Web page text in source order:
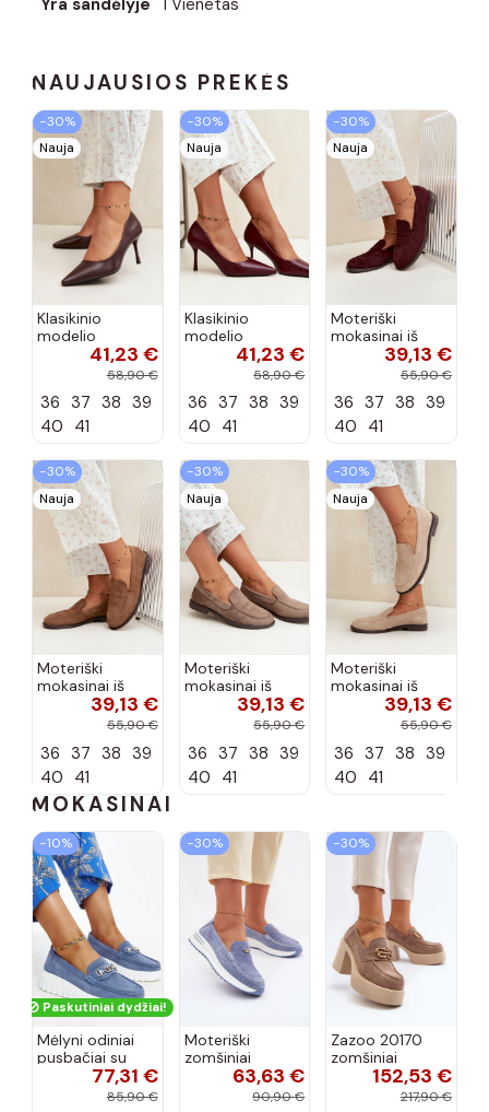
Yra sandėlyje 1 Vienetas
NAUJAUSIOS PREKĖS
−30%
Nauja
Klasikinio
modelio
aukštakulniai
šokolado
spalvos Nesha
41,23 €
58,90 €
36 37 38 39
40 41
−30%
Nauja
Klasikinio
modelio
aukštakulniai
bordo spalvos
Nesha
41,23 €
58,90 €
36 37 38 39
40 41
−30%
Nauja
Moteriški
mokasinai iš
dirbtinės
zomšos, bordo
39,13 €
55,90 €
36 37 38 39
40 41
−30%
Nauja
Moteriški
mokasinai iš
dirbtinės
zomšos, rudos
39,13 €
55,90 €
36 37 38 39
40 41
−30%
Nauja
Moteriški
mokasinai iš
dirbtinės
zomšos, molio
39,13 €
55,90 €
36 37 38 39
40 41
−30%
Nauja
Moteriški
mokasinai iš
dirbtinės
zomšos, smėlio
39,13 €
55,90 €
36 37 38 39
40 41
MOKASINAI
−10%
Paskutiniai dydžiai!
Mėlyni odiniai
pusbačiai su
dekoratyvine
sagtimi Taija
77,31 €
85,90 €
−30%
Moteriški
zomšiniai
mokasinai
Demela mėlynos
63,63 €
90,90 €
−30%
Zazoo 20170
zomšiniai
bateliai su
kulniukais smėlio
152,53 €
217,90 €